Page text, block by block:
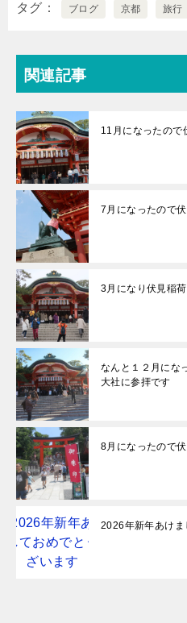
タグ ブログ 京都 旅行
関連記事
11月になったので
7月になったので
3月になり伏見稲
なんと１２月にな
大社に参拝です
8月になったので
2026年新年あけま